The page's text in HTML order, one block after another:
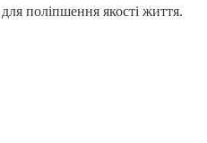
поліпшення якості життя.